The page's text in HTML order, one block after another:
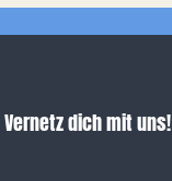
Vernetz dich mit uns!